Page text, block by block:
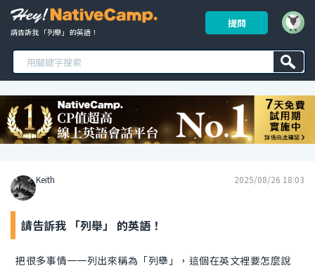
請告訴我 「列舉」 的英語！
提問
Keith 2025/08/26 18:03
請告訴我 「列舉」 的英語！
把很多事情一一列出來稱為「列舉」，這個在英文裡要怎麼說